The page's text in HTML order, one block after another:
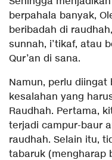
berpahala banyak,
beribadah di
sunnah, i’tikaf, atau
Qur’an di sana.
Namun, perlu
kesalahan yang
Raudhah. Pertama,
terjadi campur-baur
raudhah. Selain itu,
tabaruk (mengharap